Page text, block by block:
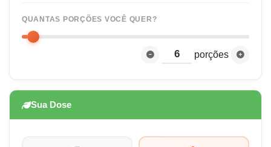
QUANTAS PORÇÕES VOCÊ QUER?
porções
Sua Dose